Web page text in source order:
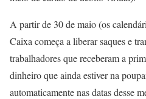
A partir de 30 de maio (os
Caixa começa a liberar saques e
trabalhadores que receberam a
dinheiro que ainda estiver na
automaticamente nas datas desse